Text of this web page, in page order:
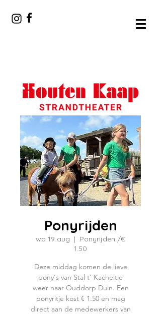
Ponyrijden
wo 19 aug
  |
Ponyrijden /€
1.50
Deze middag komen de lieve
pony's van Stal t' Kacheltie
weer naar Ouddorp Duin. Een
ponyritje kost € 1.50 en mag
direct aan de medewerkers van